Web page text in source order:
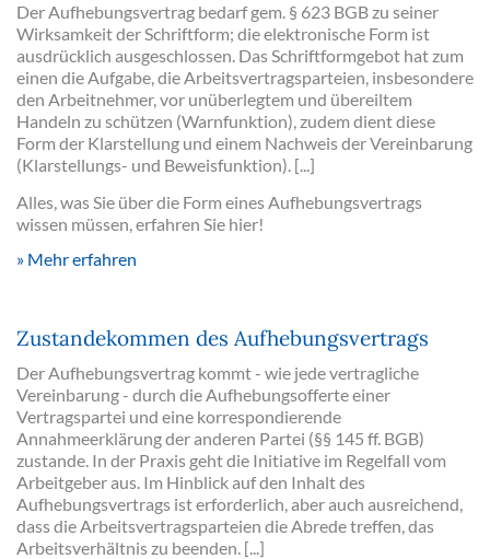
Der Aufhebungsvertrag bedarf gem. § 623 BGB zu seiner
Wirksamkeit der Schriftform; die elektronische Form ist
ausdrücklich ausgeschlossen. Das Schriftformgebot hat zum
einen die Aufgabe, die Arbeitsvertragsparteien, insbesondere
den Arbeitnehmer, vor unüberlegtem und übereiltem
Handeln zu schützen (Warnfunktion), zudem dient diese
Form der Klarstellung und einem Nachweis der Vereinbarung
(Klarstellungs- und Beweisfunktion). [...]
Alles, was Sie über die Form eines Aufhebungsvertrags
wissen müssen, erfahren Sie hier!
Mehr erfahren
Zustandekommen des Aufhebungsvertrags
Der Aufhebungsvertrag kommt - wie jede vertragliche
Vereinbarung - durch die Aufhebungsofferte einer
Vertragspartei und eine korrespondierende
Annahmeerklärung der anderen Partei (§§ 145 ff. BGB)
zustande. In der Praxis geht die Initiative im Regelfall vom
Arbeitgeber aus. Im Hinblick auf den Inhalt des
Aufhebungsvertrags ist erforderlich, aber auch ausreichend,
dass die Arbeitsvertragsparteien die Abrede treffen, das
Arbeitsverhältnis zu beenden. [...]